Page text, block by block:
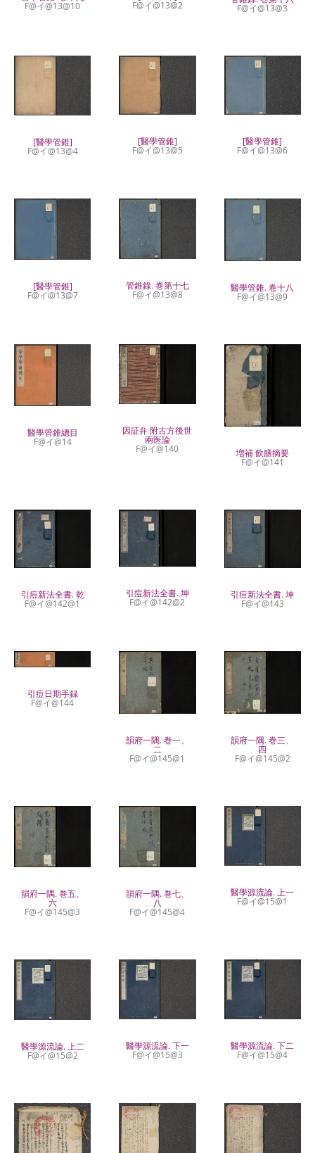
F@イ@13@10 F@イ@13@2 F@イ@13@3
[醫學管錐]
F@イ@13@4
[醫學管錐]
F@イ@13@5
[醫學管錐]
F@イ@13@6
[醫學管錐]
F@イ@13@7
管錐錄. 巻第十七
F@イ@13@8
醫學管錐. 卷十八
F@イ@13@9
醫學管錐總目
F@イ@14
因証弁 附古方後世
兩医論
F@イ@140 増補 飲膳摘要
F@イ@141
引痘新法全書. 乾
F@イ@142@1
引痘新法全書. 坤
F@イ@142@2
引痘新法全書. 坤
F@イ@143
引痘日期手録
F@イ@144
韻府一隅. 巻一、
二
F@イ@145@1
韻府一隅. 巻三、
四
F@イ@145@2
韻府一隅. 巻五、
六
F@イ@145@3
韻府一隅. 巻七、
八
F@イ@145@4
醫學源流論. 上一
F@イ@15@1
醫學源流論. 上二
F@イ@15@2
醫學源流論. 下一
F@イ@15@3
醫學源流論. 下二
F@イ@15@4